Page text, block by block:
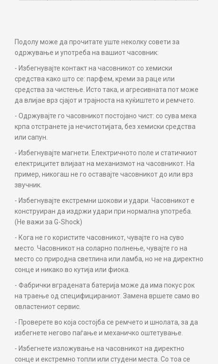
Подолу може да прочитате уште неколку совети за
одржување и употреба на вашиот часовник:
- Избегнувајте контакт на часовникот со хемиски
средства како што се: парфем, креми за раце или
средства за чистење. Исто така, и агресивната пот може
да влијае врз сјајот и трајноста на куќиштето и ремчето.
- Одржувајте го часовникот постојано чист: со сува мека
крпа отстранете ја нечистотијата, без хемиски средства
или сапун.
- Избегнувајте магнети. Електричното поле и статичкиот
електрицитет влијаат на механизмот на часовникот. На
пример, никогаш не го оставајте часовникот до или врз
звучник.
- Избегнувајте екстремни шокови и удари. Часовникот е
конструиран да издржи удари при нормална употреба.
(Не важи за G-Shock)
- Кога не го користите часовникот, чувајте го на суво
место. Часовникот на соларно полнење, чувајте го на
место со природна светлина или ламба, но не на директно
сонце и никако во кутија или фиока.
- Фабрички вградената батерија може да има покус рок
на траење од специфицираниот. Замена вршете само во
овластениот сервис.
- Проверете во која состојба се ремчето и шнолата, за да
избегнете негово паѓање и механичко оштетување.
- Избегнете изложување на часовникот на директно
сонце и екстремно топли или студени места. Со тоа се